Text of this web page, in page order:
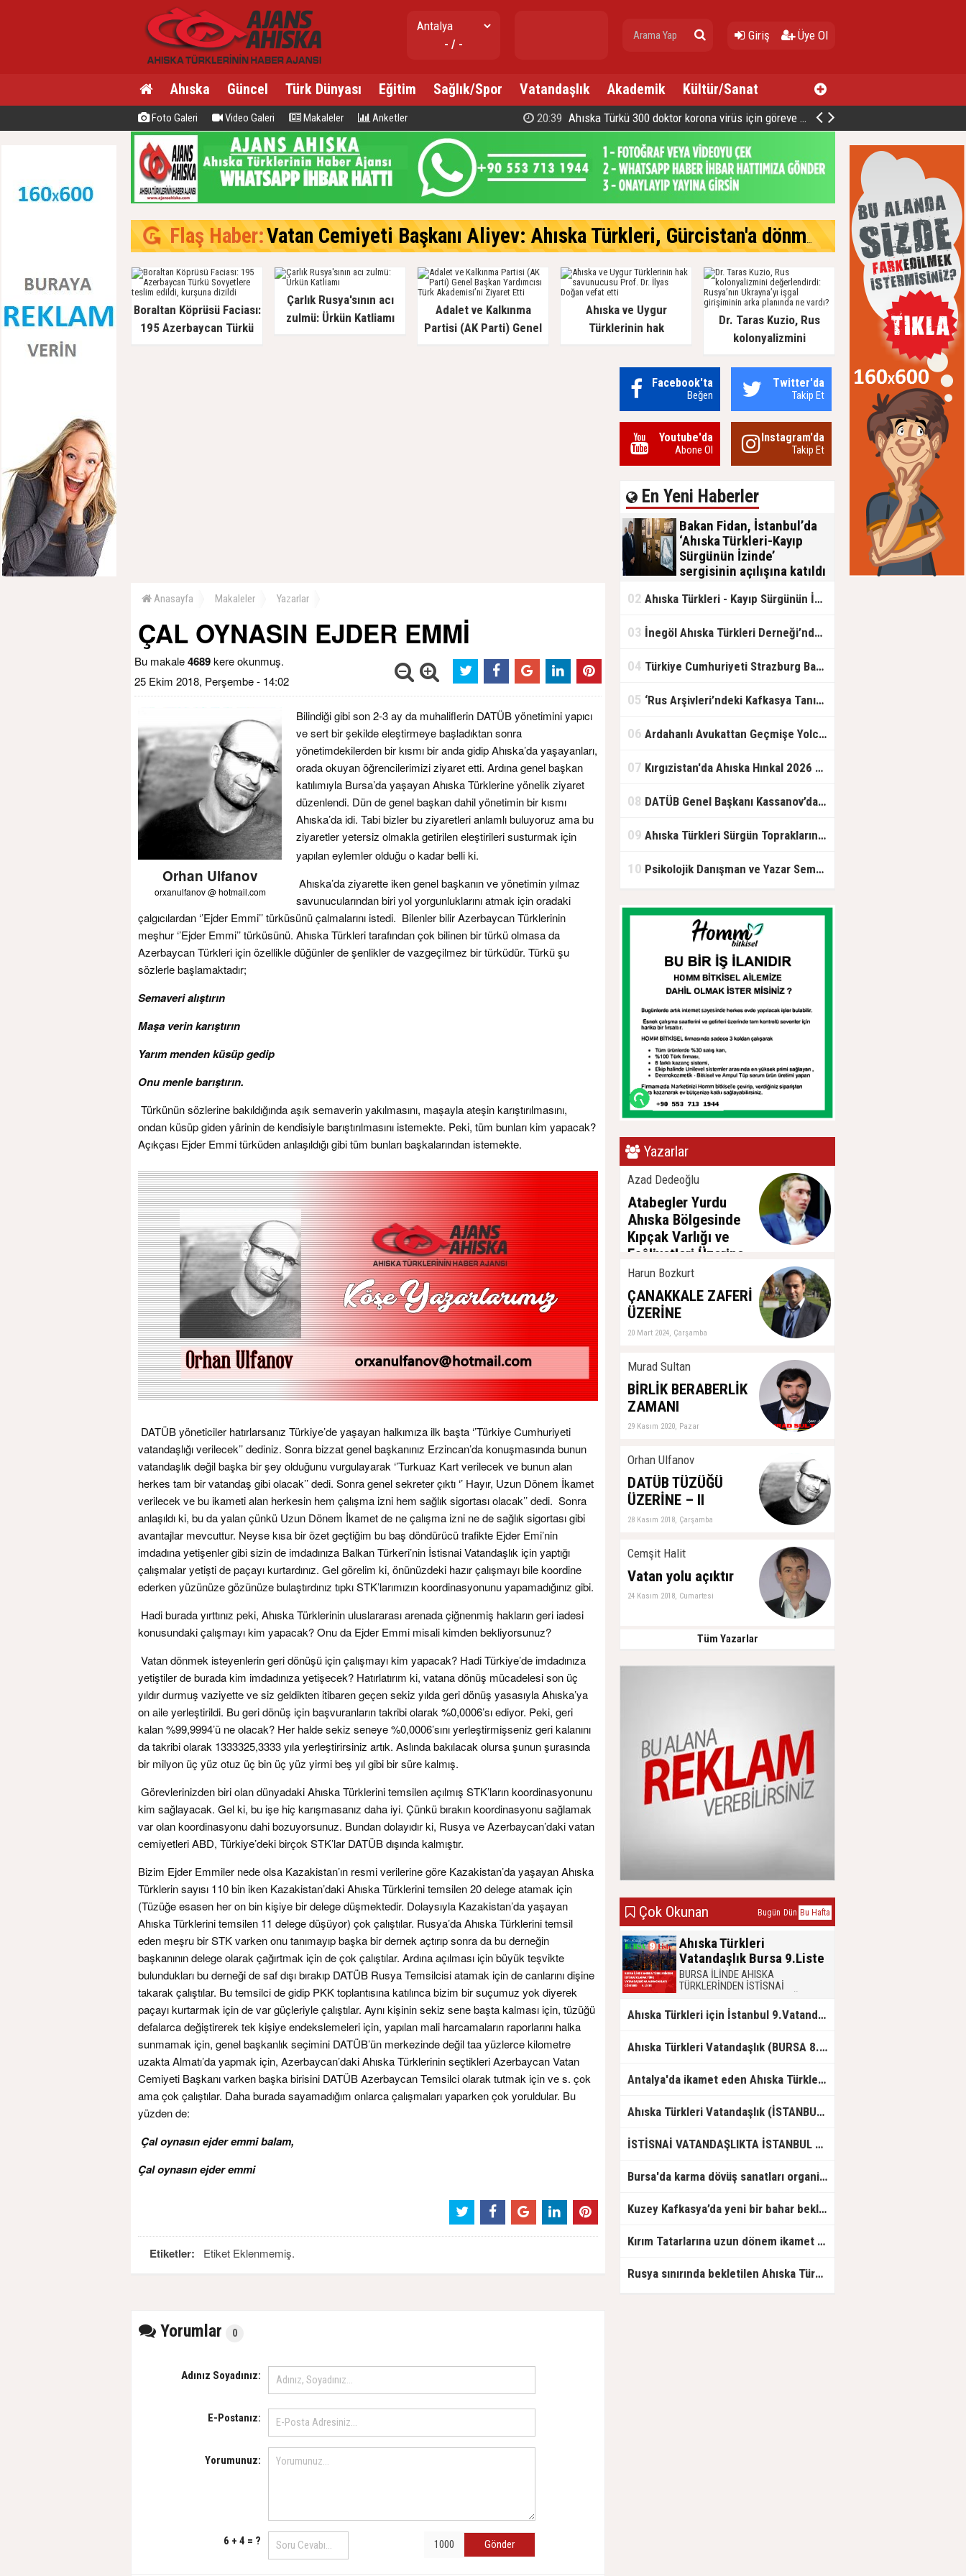
- / -
Giriş Üye Ol
Ahıska Güncel Türk Dünyası Eğitim Sağlık/Spor Vatandaşlık Akademik Kültür/Sanat
Foto Galeri Video Galeri Makaleler Anketler 20:39 Ahıska Türkü 300 doktor korona virüs için göreve hazır
Flaş Haber:Vatan Cemiyeti Başkanı Aliyev: Ahıska Türkleri, Gürcistan'a dönmek istiyor
Boraltan Köprüsü Faciası:
195 Azerbaycan Türkü
Çarlık Rusya'sının acı
zulmü: Ürkün Katliamı
Adalet ve Kalkınma
Partisi (AK Parti) Genel
Ahıska ve Uygur
Türklerinin hak
İlyas Doğan vefat etti
Dr. Taras Kuzio, Rus
kolonyalizmini
girişiminin arka planında
ne vardı?
Anasayfa Makaleler Yazarlar
ÇAL OYNASIN EJDER EMMİ
Bu makale4689kere okunmuş.
25 Ekim 2018, Perşembe - 14:02
Orhan Ulfanov
orxanulfanov @ hotmail.com
Bilindiği gibi son 2-3 ay da muhaliflerin DATÜB yönetimini yapıcı
ve sert bir şekilde eleştirmeye başladıktan sonra
yönetimdekilerden bir kısmı bir anda gidip Ahıska’da yaşayanları,
orada okuyan öğrencilerimizi ziyaret etti. Ardına genel başkan
katılımıyla Bursa’da yaşayan Ahıska Türklerine yönelik ziyaret
düzenlendi. Dün de genel başkan dahil yönetimin bir kısmı
Ahıska’da idi. Tabi bizler bu ziyaretleri anlamlı buluyoruz ama bu
ziyaretler yetersiz olmakla getirilen eleştirileri susturmak için
yapılan eylemler olduğu o kadar belli ki.
Ahıska’da ziyarette iken genel başkanın ve yönetimin yılmaz
savunucularından biri yol yorgunluklarını atmak için oradaki
çalgıcılardan ‘’Ejder Emmi’’ türküsünü çalmalarını istedi. Bilenler bilir Azerbaycan Türklerinin
meşhur ‘’Ejder Emmi’’ türküsünü. Ahıska Türkleri tarafından çok bilinen bir türkü olmasa da
Azerbaycan Türkleri için özellikle düğünler de şenlikler de vazgeçilmez bir türküdür. Türkü şu
sözlerle başlamaktadır;
Semaveri alıştırın
Maşa verin karıştırın
Yarım menden küsüp gedip
Onu menle barıştırın.
Türkünün sözlerine bakıldığında aşık semaverin yakılmasını, maşayla ateşin karıştırılmasını,
ondan küsüp giden yârinin de kendisiyle barıştırılmasını istemekte. Peki, tüm bunları kim yapacak?
Açıkçası Ejder Emmi türküden anlaşıldığı gibi tüm bunları başkalarından istemekte.
DATÜB yöneticiler hatırlarsanız Türkiye’de yaşayan halkımıza ilk başta ‘’Türkiye Cumhuriyeti
vatandaşlığı verilecek’’ dediniz. Sonra bizzat genel başkanınız Erzincan’da konuşmasında bunun
vatandaşlık değil başka bir şey olduğunu vurgulayarak ‘’Turkuaz Kart verilecek ve bunun alan
herkes tam bir vatandaş gibi olacak’’ dedi. Sonra genel sekreter çıktı ‘’ Hayır, Uzun Dönem İkamet
verilecek ve bu ikameti alan herkesin hem çalışma izni hem sağlık sigortası olacak’’ dedi. Sonra
anlaşıldı ki, bu da yalan çünkü Uzun Dönem İkamet de ne çalışma izni ne de sağlık sigortası gibi
avantajlar mevcuttur. Neyse kısa bir özet geçtiğim bu baş döndürücü trafikte Ejder Emi’nin
imdadına yetişenler gibi sizin de imdadınıza Balkan Türkeri’nin İstisnai Vatandaşlık için yaptığı
çalışmalar yetişti de paçayı kurtardınız. Gel görelim ki, önünüzdeki hazır çalışmayı bile koordine
ederken yüzünüze gözünüze bulaştırdınız tıpkı STK’larımızın koordinasyonunu yapamadığınız gibi.
Hadi burada yırttınız peki, Ahıska Türklerinin uluslararası arenada çiğnenmiş hakların geri iadesi
konusundaki çalışmayı kim yapacak? Onu da Ejder Emmi misali kimden bekliyorsunuz?
Vatan dönmek isteyenlerin geri dönüşü için çalışmayı kim yapacak? Hadi Türkiye’de imdadınıza
yetiştiler de burada kim imdadınıza yetişecek? Hatırlatırım ki, vatana dönüş mücadelesi son üç
yıldır durmuş vaziyette ve siz geldikten itibaren geçen sekiz yılda geri dönüş yasasıyla Ahıska’ya
on aile yerleştirildi. Bu geri dönüş için başvuranların takribi olarak %0,0006’sı ediyor. Peki, geri
kalan %99,9994’ü ne olacak? Her halde sekiz seneye %0,0006’sını yerleştirmişseniz geri kalanını
da takribi olarak 1333325,3333 yıla yerleştirirsiniz artık. Aslında bakılacak olursa şunun şurasında
bir milyon üç yüz otuz üç bin üç yüz yirmi beş yıl gibi bir süre kalmış.
Görevlerinizden biri olan dünyadaki Ahıska Türklerini temsilen açılmış STK’ların koordinasyonunu
kim sağlayacak. Gel ki, bu işe hiç karışmasanız daha iyi. Çünkü bırakın koordinasyonu sağlamak
var olan koordinasyonu dahi bozuyorsunuz. Bundan dolayıdır ki, Rusya ve Azerbaycan’daki vatan
cemiyetleri ABD, Türkiye’deki birçok STK’lar DATÜB dışında kalmıştır.
Bizim Ejder Emmiler nede olsa Kazakistan’ın resmi verilerine göre Kazakistan’da yaşayan Ahıska
Türklerin sayısı 110 bin iken Kazakistan’daki Ahıska Türklerini temsilen 20 delege atamak için
(Tüzüğe esasen her on bin kişiye bir delege düşmektedir. Dolaysıyla Kazakistan’da yaşayan
Ahıska Türklerini temsilen 11 delege düşüyor) çok çalıştılar. Rusya’da Ahıska Türklerini temsil
eden meşru bir STK varken onu tanımayıp başka bir dernek açtırıp sonra da bu derneğin
başkanının delege olarak çağırtmak için de çok çalıştılar. Ardına açılması için büyük teşvikte
bulundukları bu derneği de saf dışı bırakıp DATÜB Rusya Temsilcisi atamak için de canlarını dişine
takarak çalıştılar. Bu temsilci de gidip PKK toplantısına katılınca bizim bir suçumuz yok diyerek
paçayı kurtarmak için de var güçleriyle çalıştılar. Aynı kişinin sekiz sene başta kalması için, tüzüğü
defalarca değiştirerek tek kişiye endekslemeleri için, yapılan mali harcamaların raporlarını halka
sunmamak için, genel başkanlık seçimini DATÜB’ün merkezinde değil taa yüzlerce kilometre
uzakta Almatı’da yapmak için, Azerbaycan’daki Ahıska Türklerinin seçtikleri Azerbaycan Vatan
Cemiyeti Başkanı varken başka birisini DATÜB Azerbaycan Temsilci olarak tutmak için ve s. çok
ama çok çalıştılar. Daha burada sayamadığım onlarca çalışmaları yaparken çok yoruldular. Bu
yüzden de:
Çal oynasın ejder emmi balam,
Çal oynasın ejder emmi
Etiketler: Etiket Eklenmemiş.
Yorumlar 0
Adınız Soyadınız:
E-Postanız:
Yorumunuz:
6 + 4 = ? Gönder
Facebook'ta
Beğen
Twitter'da
Takip Et
Youtube'da
Abone Ol
Instagram'da
Takip Et
En Yeni Haberler
Bakan Fidan, İstanbul’da
‘Ahıska Türkleri-Kayıp
Sürgünün İzinde’
sergisinin açılışına katıldı
İstanbul'da Dışişleri Bakanlığının
düzenlenen "Ahıska Türkleri-Kayıp
02 Ahıska Türkleri - Kayıp Sürgünün İzinde sergisi AKM'de açılıyor
03 İnegöl Ahıska Türkleri Derneği’nden Fergana Olayları İçin Anma Mesajı
04 Türkiye Cumhuriyeti Strazburg Başkonsolosluğunda Ahıska Türklerine özel program
05 ‘Rus Arşivleri’ndeki Kafkasya Tanıklığı.. Bir Asırlık Yaşamın İzleri Yeniden Okundu!
06 Ardahanlı Avukattan Geçmişe Yolculuk: “Ahıska’dan Ortakent’e Çileli Göç” Okurla Buluştu
07 Kırgızistan'da Ahıska Hınkal 2026 yarışması düzenlendi
08 DATÜB Genel Başkanı Kassanov’dan Türkinform’a özel açıklama: Türkiye güven merkezi ve küresel lider
09 Ahıska Türkleri Sürgün Topraklarında Hasret Giderdi
10 Psikolojik Danışman ve Yazar Semra Durmuş: Ruhsal Yolculukları Kelimelere Taşıyan Bir İsim
Yazarlar
Azad Dedeoğlu
Atabegler Yurdu
Ahıska Bölgesinde
Kıpçak Varlığı ve
Faâliyetleri Üzerine
Kısa Bir
Değerlendirme
04 Şubat 2026, Çarşamba
Harun Bozkurt
ÇANAKKALE ZAFERİ
ÜZERİNE
20 Mart 2024, Çarşamba
Murad Sultan
BİRLİK BERABERLİK
ZAMANI
29 Kasım 2020, Pazar
Orhan Ulfanov
DATÜB TÜZÜĞÜ
ÜZERİNE – II
28 Kasım 2018, Çarşamba
Cemşit Halit
Vatan yolu açıktır
24 Kasım 2018, Cumartesi
Tüm Yazarlar
Çok Okunan Bugün Dün Bu Hafta
Ahıska Türkleri
Vatandaşlık Bursa 9.Liste
BURSA İLİNDE AHISKA
TÜRKLERİNDEN İSTİSNAİ
ALINACAKLARI GÖSTERİR9. LİSTEAhıska Türkleri için İstanbul 9.Vatandaşlık Listesi
Ahıska Türkleri Vatandaşlık (BURSA 8. Liste)
Antalya'da ikamet eden Ahıska Türkleri için 9. Vatandaşlık Listesi
Ahıska Türkleri Vatandaşlık (İSTANBUL 8. Liste)
İSTİSNAİ VATANDAŞLIKTA İSTANBUL 10.CU LİSTE
Bursa'da karma dövüş sanatları organizasyonu gerçekleştirildi
Kuzey Kafkasya’da yeni bir bahar bekleniyor
Kırım Tatarlarına uzun dönem ikamet başvuruları nasıl yapılacak?
Rusya sınırında bekletilen Ahıska Türklerinin Türkiye'ye gidişine izin verildi.